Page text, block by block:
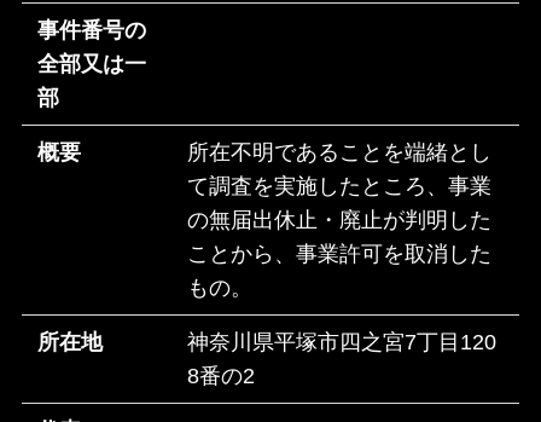
事件番号の
全部又は一
部
概要
所在不明であることを端緒とし
て調査を実施したところ、事業
の無届出休止・廃止が判明した
ことから、事業許可を取消した
もの。
所在地
神奈川県平塚市四之宮7丁目120
8番の2